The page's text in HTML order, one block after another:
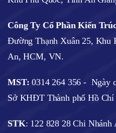
Công Ty Cổ Phần Kiến
Đường Thạnh Xuân 25, Khu
An, HCM, VN.
MST:0314 264 356 - Ngày
Sở KHĐT Thành phố Hồ
STK: 122 828 28 Chi